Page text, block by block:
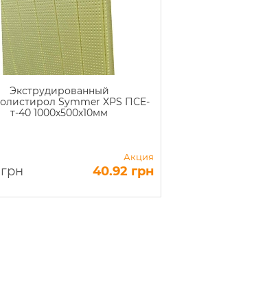
Экструдированный
Symmer XPS ПСЕ-
т-40 1000х500х10мм
Акция
40.92 грн